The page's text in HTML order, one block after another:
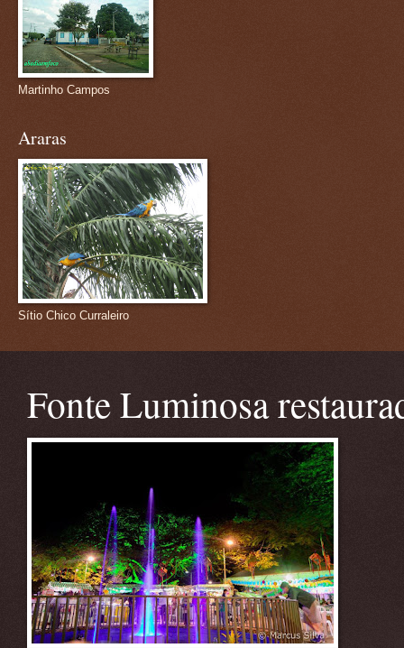
Martinho Campos
Araras
Sítio Chico Curraleiro
Fonte Luminosa